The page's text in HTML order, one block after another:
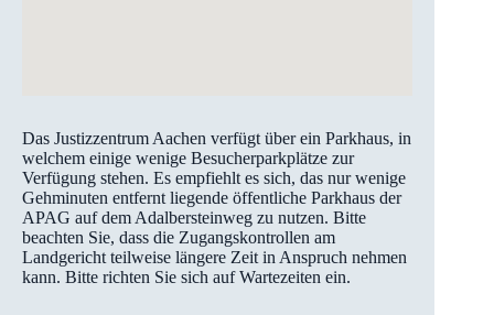
Das Justizzentrum Aachen verfügt über ein Parkhaus, in
welchem einige wenige Besucherparkplätze zur
Verfügung stehen. Es empfiehlt es sich, das nur wenige
Gehminuten entfernt liegende öffentliche Parkhaus der
APAG auf dem Adalbersteinweg zu nutzen. Bitte
beachten Sie, dass die Zugangskontrollen am
Landgericht teilweise längere Zeit in Anspruch nehmen
kann. Bitte richten Sie sich auf Wartezeiten ein.